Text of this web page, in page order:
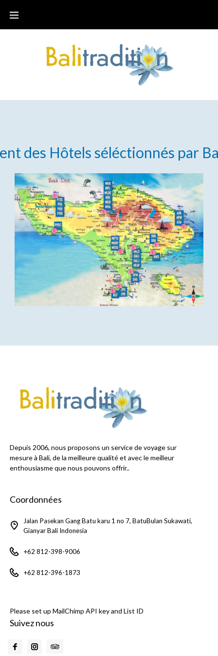
des Hôtelsséléctionnés par
Depuis 2006, nous proposons un service de voyage sur
mesure à Bali, de la meilleure qualité et avec le meilleur
enthousiasme que nous pouvons offrir..
Coordonnées
Jalan Pasekan Gang Batu karu 1 no 7, BatuBulan Sukawati,
Gianyar Bali Indonesia
+62 812-398-9006
+62 812-396-1873
Please set up MailChimp API key and List ID
Suivez nous